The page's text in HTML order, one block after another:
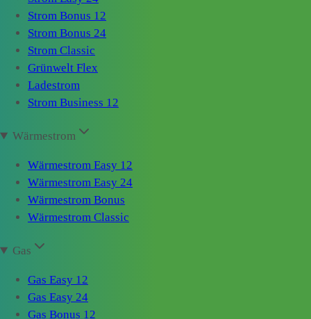
Strom Bonus 12
Strom Bonus 24
Strom Classic
Grünwelt Flex
Ladestrom
Strom Business 12
Wärmestrom
Wärmestrom Easy 12
Wärmestrom Easy 24
Wärmestrom Bonus
Wärmestrom Classic
Gas
Gas Easy 12
Gas Easy 24
Gas Bonus 12